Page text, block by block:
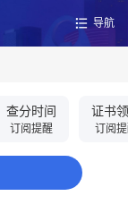
导航
查分时间
订阅提醒
证书
订阅